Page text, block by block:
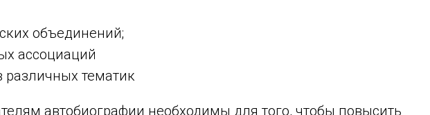
объединений;
ассоциаций
различных тематик
автобиографии необходимы для того, чтобы повысить